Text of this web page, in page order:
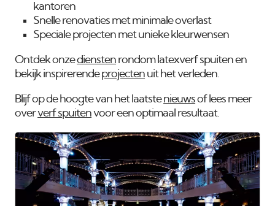
kantoren
Snelle renovaties met minimale overlast
Speciale projecten met unieke kleurwensen
Ontdek onzediensten rondom latexverf spuiten en
bekijk inspirerendeprojecten uit het verleden.
Blijf op de hoogte van het laatstenieuwsof lees meer
oververf spuitenvoor een optimaal resultaat.